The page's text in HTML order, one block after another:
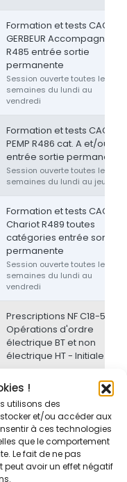
!
utilisons des
et/ou accéder aux
à ces technologies
que le comportement
Le fait de ne pas
peut avoir un effet négatif
Formation et tests CACES®
GERBEUR Accompagnant
R485 entrée sortie
permanente
Session ouverte toutes les
semaines du lundi au
vendredi
Formation et tests CACES®
PEMP R486 cat. A et/ou B
entrée sortie permanente
Session ouverte toutes les
semaines du lundi au jeudi
Formation et tests CACES®
Chariot R489 toutes
catégories entrée sortie
permanente
Session ouverte toutes les
semaines du lundi au
vendredi
Prescriptions NF C18-510 -
Opérations d'ordre
électrique BT et non
électrique HT - Initiale
Prescriptions NF C18-510 -
Opérations d'ordre non-
électrique BT et/ou HT -
Initiale/Recyclage
Prescriptions NF C18-510 -
Opérations d'ordre non-